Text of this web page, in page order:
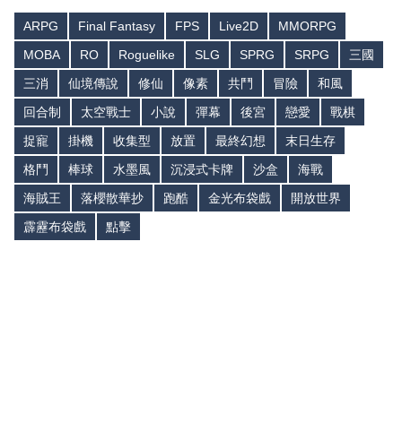
ARPG Final Fantasy FPS Live2D
MMORPG
MOBA
RO Roguelike SLG SPRG SRPG
三國
三消
仙境傳說 修仙 像素 共鬥 冒險
和風
回合制
太空戰士 小說 彈幕 後宮 戀愛
戰棋
捉寵
掛機 收集型 放置 最終幻想
末日生存
格鬥
棒球 水墨風 沉浸式卡牌 沙盒
海戰
海賊王
落櫻散華抄 跑酷 金光布袋戲
開放世界
霹靂布袋戲
點擊